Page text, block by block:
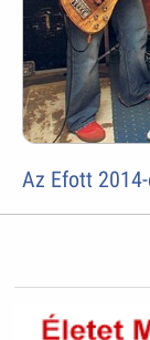
Az Efott